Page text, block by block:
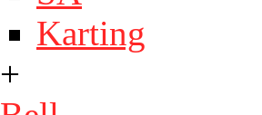
Karting
+